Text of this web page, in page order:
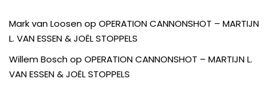
Mark van Loosenop OPERATION CANNONSHOT – MARTIJN
L. VAN ESSEN & JOËL STOPPELS
Willem Boschop OPERATION CANNONSHOT – MARTIJN L.
VAN ESSEN & JOËL STOPPELS